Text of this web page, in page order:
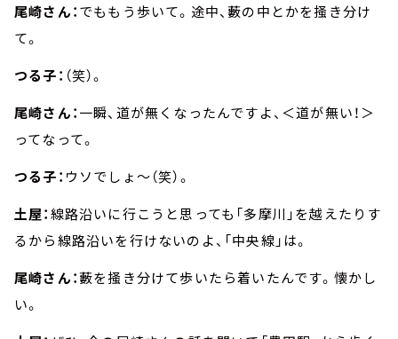
尾崎さん：でももう歩いて。途中、藪の中とかを掻き分け
て。
つる子： （笑）。
尾崎さん：一瞬、道が無くなったんですよ、＜道が無い！＞
ってなって。
つる子： ウソでしょ～（笑）。
土屋：線路沿いに行こうと思っても「多摩川」を越えたりす
るから線路沿いを行けないのよ、「中央線」は。
尾崎さん：藪を掻き分けて歩いたら着いたんです。懐かし
い。